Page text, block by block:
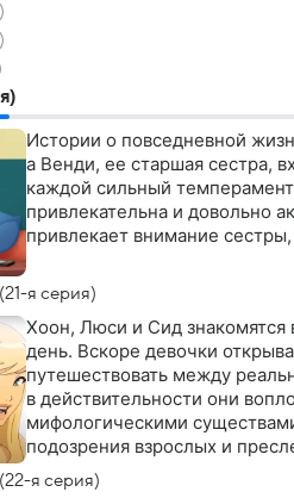
Истории о повседневной
а Венди, ее старшая сестра,
каждой сильный
привлекательна и довольно
привлекает внимание
я серия)
Хоон, Люси и Сид знакомятся
день. Вскоре девочки
путешествовать между
в действительности они
мифологическими
подозрения взрослых и
я серия)